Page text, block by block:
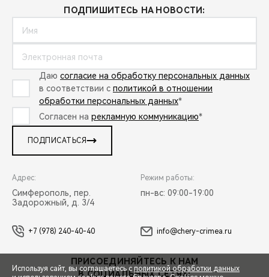
ПОДПИШИТЕСЬ НА НОВОСТИ:
Даю согласие на обработку персональных данных
в соответствии с политикой в отношении
обработки персональных данных*
Согласен на рекламную коммуникацию*
ПОДПИСАТЬСЯ
Адрес:
Симферополь, пер.
Задорожный, д. 3/4
Режим работы:
пн-вс: 09:00-19:00
+7 (978) 240-40-40 info@chery-crimea.ru
ПРИСОЕДИНЯЙТЕСЬ К НАМ
В СОЦИАЛЬНЫХ СЕТЯХ:
Используя сайт, вы соглашаетесь с политикой обработки данных